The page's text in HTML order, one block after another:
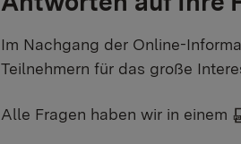
Im Nachgang der Online-
Teilnehmern für das große
Alle Fragen haben wir in einem